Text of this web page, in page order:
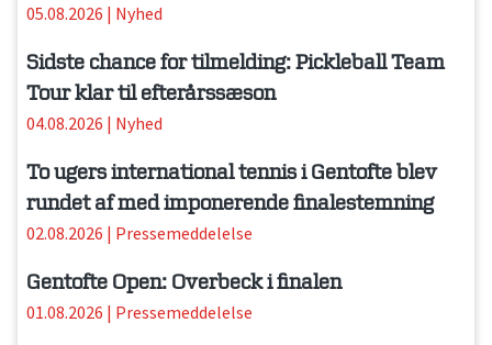
05.08.2026 | Nyhed
Sidste chance for tilmelding: Pickleball Team
Tour klar til efterårssæson
04.08.2026 | Nyhed
To ugers international tennis i Gentofte blev
rundet af med imponerende finalestemning
02.08.2026 | Pressemeddelelse
Gentofte Open: Overbeck i finalen
01.08.2026 | Pressemeddelelse